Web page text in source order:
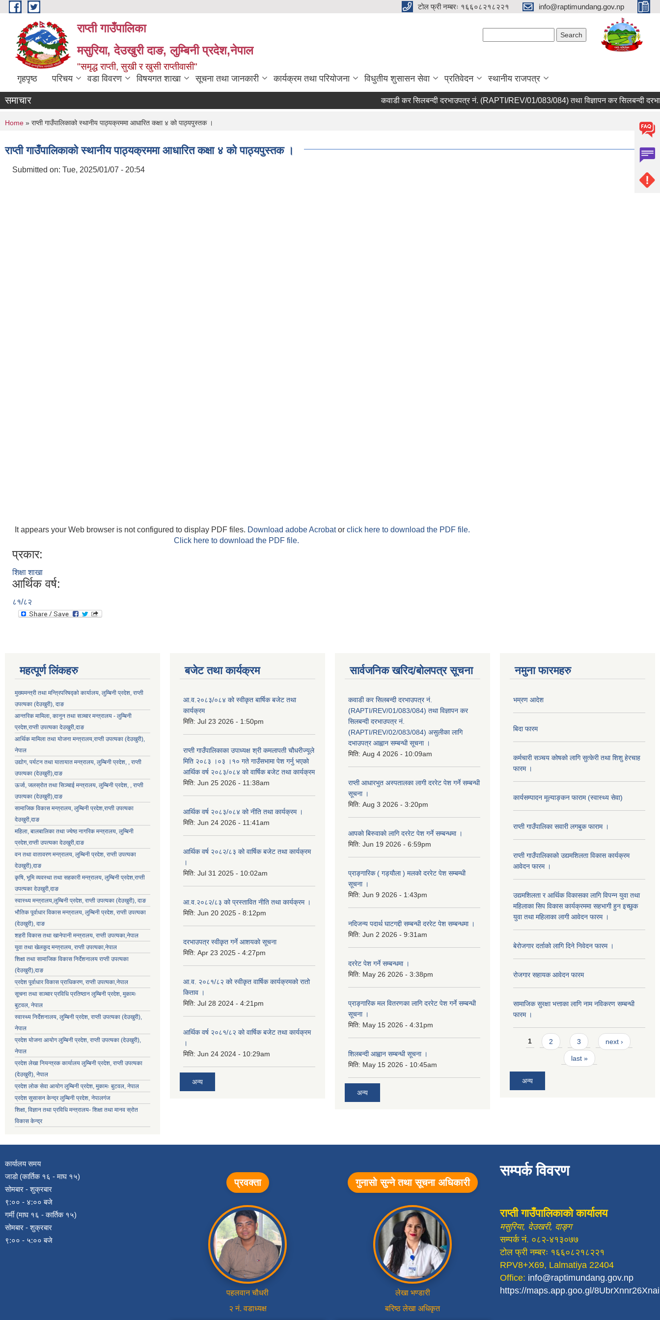
Skip to main content टोल फ्री नम्बरः १६६०८२१८२२१ info@raptimundang.gov.np
राप्ती गाउँपालिका
मसुरिया, देउखुरी दाङ, लुम्बिनी प्रदेश,नेपाल
"समृद्ध राप्ती, सुखी र खुसी राप्तीवासी"
गृहपृष्ठ परिचय वडा विवरण विषयगत शाखा सूचना तथा जानकारी कार्यक्रम तथा परियोजना विधुतीय शुसासन सेवा प्रतिवेदन स्थानीय राजपत्र
समाचार कवाडी कर सिलबन्दी दरभाउपत्र नं. (RAPTI/REV/01/083/084) तथा विज्ञापन कर सिलबन्दी
You are here
Home » राप्ती गाउँपालिकाको स्थानीय पाठ्यक्रममा आधारित कक्षा ४ को पाठ्यपुस्तक ।
राप्ती गाउँपालिकाको स्थानीय पाठ्यक्रममा आधारित कक्षा ४ को पाठ्यपुस्तक ।
Submitted on: Tue, 2025/01/07 - 20:54
It appears your Web browser is not configured to display PDF files. Download adobe Acrobator click here to download the PDF file.
Click here to download the PDF file.
प्रकार:
शिक्षा शाखा
आर्थिक वर्ष:
८१/८२
महत्पूर्ण लिंकहरु
मुख्यमन्त्री तथा मन्त्रिपरिषद्को कार्यालय, लुम्बिनी प्रदेश, राप्ती
उपत्यका (देउखुरी), दाङ
आन्तरिक मामिला, कानुन तथा सञ्चार मन्त्रालय - लुम्बिनी
प्रदेश,राप्ती उपत्यका देउखुरी,दाङ
आर्थिक मामिला तथा योजना मन्त्रालय,राप्ती उपत्यका (देउखुरी),
नेपाल
उद्योग, पर्यटन तथा यातायात मन्त्रालय, लुम्बिनी प्रदेश, , राप्ती
उपत्यका (देउखुरी),दाङ
ऊर्जा, जलस्रोत तथा सिञ्चाई मन्त्रालय, लुम्बिनी प्रदेश, , राप्ती
उपत्यका (देउखुरी),दाङ
सामाजिक विकास मन्‍‍त्रालय, लुम्बिनी प्रदेश,राप्ती उपत्यका
देउखुरी,दाङ
महिला, बालबालिका तथा ज्येष्ठ नागरिक मन्त्रालय, लुम्बिनी
प्रदेश,राप्ती उपत्यका देउखुरी,दाङ
वन तथा वातावरण मन्त्रालय, लुम्बिनी प्रदेश, राप्ती उपत्यका
देउखुरी),दाङ
कृषि, भूमि व्यवस्था तथा सहकारी मन्त्रालय, लुम्बिनी प्रदेश,राप्ती
उपत्यका देउखुरी,दाङ
स्वास्थ्य मन्त्रालय,लुम्बिनी प्रदेश, राप्ती उपत्यका (देउखुरी), दाङ
भौतिक पूर्वाधार विकास मन्त्रालय, लुम्बिनी प्रदेश, राप्ती उपत्यका
(देउखुरी), दाङ
शहरी विकास तथा खानेपानी मन्त्रालय, राप्ती उपत्यका,नेपाल
युवा तथा खेलकुद मन्त्रालय, राप्ती उपत्यका,नेपाल
शिक्षा तथा सामाजिक विकास निर्देशनालय राप्ती उपत्यका
(देउखुरी),दाङ
प्रदेश पूर्वाधार विकास प्राधिकरण, राप्ती उपत्यका,नेपाल
सूचना तथा सञ्चार प्रविधि प्रतिष्ठान लुम्बिनी प्रदेश, मुकामः
बुटवल, नेपाल
स्वास्थ्य निर्देशनालय, लुम्बिनी प्रदेश, राप्ती उपत्यका (देउखुरी),
नेपाल
प्रदेश योजना आयोग लुम्बिनी प्रदेश, राप्ती उपत्यका (देउखुरी),
नेपाल
प्रदेश लेखा नियन्त्रक कार्यालय लुम्बिनी प्रदेश, राप्ती उपत्यका
(देउखुरी), नेपाल
प्रदेश लोक सेवा आयोग लुम्बिनी प्रदेश, मुकामः बुटवल, नेपाल
प्रदेश सुसासन केन्द्र लुम्बिनी प्रदेश, नेपालगंज
शिक्षा, विज्ञान तथा प्रविधि मन्त्रालय- शिक्षा तथा मानव स्रोत
विकास केन्द्र
बजेट तथा कार्यक्रम
आ.व.२०८३/०८४ को स्वीकृत बार्षिक बजेट तथा
कार्यक्रम
मिति: Jul 23 2026 - 1:50pm
राप्ती गाउँपालिकाका उपाध्यक्ष श्री कमलापती चौधरीज्यूले
मिति २०८३ ।०३ ।१० गते गाउँसभामा पेश गर्नु भएको
आर्थिक वर्ष २०८३/०८४ को वार्षिक बजेट तथा कार्यक्रम
मिति: Jun 25 2026 - 11:38am
आर्थिक वर्ष २०८३/०८४ को नीति तथा कार्यक्रम ।
मिति: Jun 24 2026 - 11:41am
आर्थिक वर्ष २०८२/८३ को वार्षिक बजेट तथा कार्यक्रम
।
मिति: Jul 31 2025 - 10:02am
आ.व.२०८२/८३ को प्रस्तावित नीति तथा कार्यक्रम ।
मिति: Jun 20 2025 - 8:12pm
दरभाउपत्र स्वीकृत गर्ने आशयकाे सूचना
मिति: Apr 23 2025 - 4:27pm
आ.व. २०८१/८२ को स्वीकृत वार्षिक कार्यक्रमको रातो
किताव ।
मिति: Jul 28 2024 - 4:21pm
आर्थिक वर्ष २०८१/८२ को वार्षिक बजेट तथा कार्यक्रम
।
मिति: Jun 24 2024 - 10:29am
अन्य
सार्वजनिक खरिद/बोलपत्र सूचना
कवाडी कर सिलबन्दी दरभाउपत्र नं.
(RAPTI/REV/01/083/084) तथा विज्ञापन कर
सिलबन्दी दरभाउपत्र नं.
(RAPTI/REV/02/083/084) असुलीका लागि
दभाउपत्र आह्वान सम्बन्धी सूचना ।
मिति: Aug 4 2026 - 10:09am
राप्ती आधारभुत अस्पतालका लागी दररेट पेश गर्ने सम्बन्धी
सूचना ।
मिति: Aug 3 2026 - 3:20pm
आपकाे बिरुवाकाे लागि दररेट पेश गर्ने सम्बन्धमा ।
मिति: Jun 19 2026 - 6:59pm
प्राङ्गारिक ( गड्यौला ) मलको दररेट पेश सम्बम्धी
सूचना ।
मिति: Jun 9 2026 - 1:43pm
नदिजन्य पदार्थ घाटगद्दी सम्बन्धी दररेट पेश सम्बन्धमा ।
मिति: Jun 2 2026 - 9:31am
दररेट पेश गर्ने सम्बन्धमा ।
मिति: May 26 2026 - 3:38pm
प्राङ्गारिक मल वितरणका लागि दररेट पेश गर्ने सम्बन्धी
सूचना ।
मिति: May 15 2026 - 4:31pm
शिलबन्दी आह्वान सम्बन्धी सूचना ।
मिति: May 15 2026 - 10:45am
अन्य
नमुना फारमहरु
भम्रण आदेश
बिदा फारम
कर्मचारी सञ्चय कोषको लागि सुत्केरी तथा शिशु हेरचाह
फारम ।
कार्यसम्पादन मूल्याङ्कन फाराम (स्वास्थ्य सेवा)
राप्ती गाउँपालिका सवारी लगबुक फाराम ।
राप्ती गाउँपालिकाको उद्यमशिलता विकास कार्यक्रम
आवेदन फारम ।
उद्यमशिलता र आर्थिक विकासका लागि विपन्न युवा तथा
महिलाका सिप विकास कार्यक्रममा सहभागी हुन इच्छुक
युवा तथा महिलाका लागी आवेदन फारम ।
बेरोजगार दर्ताको लागि दिने निवेदन फारम ।
रोजगार सहायक आवेदन फारम
सामाजिक सुरक्षा भत्ताका लागि नाम नविकरण सम्बन्धी
फारम ।
Pages
1 2 3 next ›
last »
अन्य
कार्यालय समय
जाडो (कार्तिक १६ - माघ १५)
सोमबार - शुक्रबार
९:०० - ४:०० बजे
गर्मी (माघ १६ - कार्तिक १५)
सोमबार - शुक्रबार
९:०० - ५:०० बजे
प्रवक्ता
पहलवान चौधरी
२ नं. वडाध्यक्ष
गुनासो सुन्ने तथा सूचना अधिकारी
लेखा भण्डारी
बरिष्ठ लेखा अधिकृत
सम्पर्क विवरण
राप्ती गाउँपालिकाको कार्यालय
मसुरिया, देउखरी, दाङ्ग
सम्पर्क नं. ०८२-४१३०७७
टोल फ्री नम्बरः १६६०८२१८२२१
RPV8+X69, Lalmatiya 22404
Office: info@raptimundang.gov.np
https://maps.app.goo.gl/